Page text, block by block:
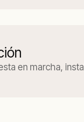
en marcha,